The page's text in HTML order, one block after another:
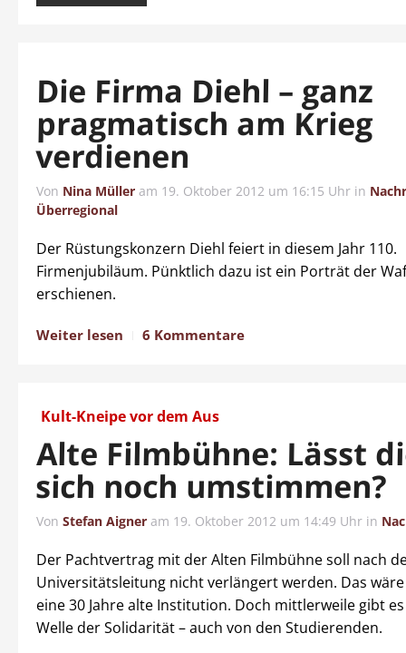
Die Firma Diehl – ganz
pragmatisch am Krieg
verdienen
Von Nina Müller am 19. Oktober 2012 um 16:15 Uhr in
Überregional
Der Rüstungskonzern Diehl feiert in diesem Jahr 110.
Firmenjubiläum. Pünktlich dazu ist ein Porträt der
erschienen.
Weiter lesen 6 Kommentare
Kult-Kneipe vor dem Aus
Alte Filmbühne: Lässt
sich noch umstimmen?
Von Stefan Aigner am 19. Oktober 2012 um 14:49 Uhr in
Der Pachtvertrag mit der Alten Filmbühne soll nach
Universitätsleitung nicht verlängert werden. Das
eine 30 Jahre alte Institution. Doch mittlerweile gibt
Welle der Solidarität – auch von den Studierenden.